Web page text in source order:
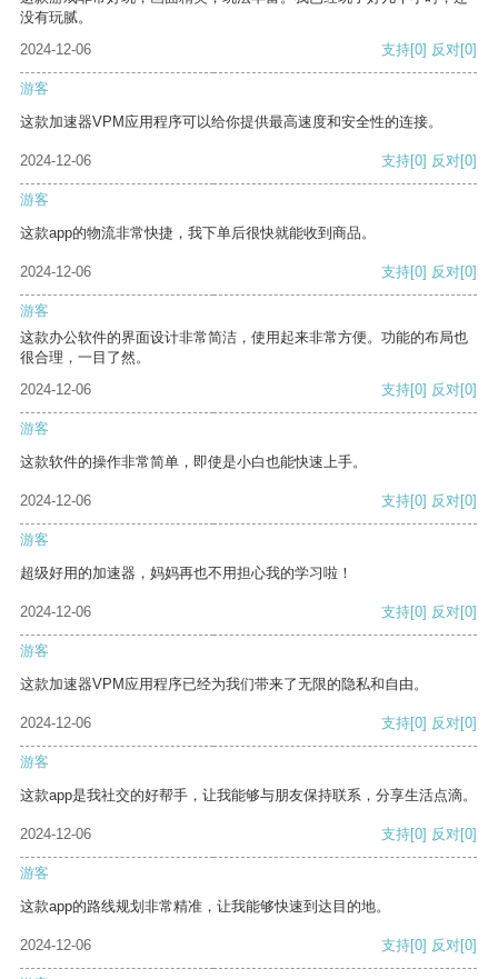
没有玩腻。
2024-12-06
支持[0] 反对[0]
游客
这款加速器VPM应用程序可以给你提供最高速度和安全性的连接。
2024-12-06 支持[0] 反对[0]
游客
这款app的物流非常快捷，我下单后很快就能收到商品。
2024-12-06 支持[0] 反对[0]
游客
这款办公软件的界面设计非常简洁，使用起来非常方便。功能的布局也
很合理，一目了然。
2024-12-06
支持[0] 反对[0]
游客
这款软件的操作非常简单，即使是小白也能快速上手。
2024-12-06 支持[0] 反对[0]
游客
超级好用的加速器，妈妈再也不用担心我的学习啦！
2024-12-06 支持[0] 反对[0]
游客
这款加速器VPM应用程序已经为我们带来了无限的隐私和自由。
2024-12-06 支持[0] 反对[0]
游客
这款app是我社交的好帮手，让我能够与朋友保持联系，分享生活点滴。
2024-12-06 支持[0] 反对[0]
游客
这款app的路线规划非常精准，让我能够快速到达目的地。
2024-12-06 支持[0] 反对[0]